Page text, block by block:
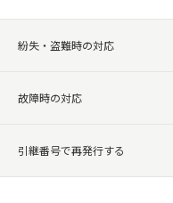
紛失・盗難時の対応
故障時の対応
引継番号で再発行する